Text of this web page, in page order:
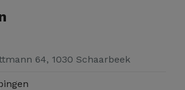
64, 1030 Schaarbeek